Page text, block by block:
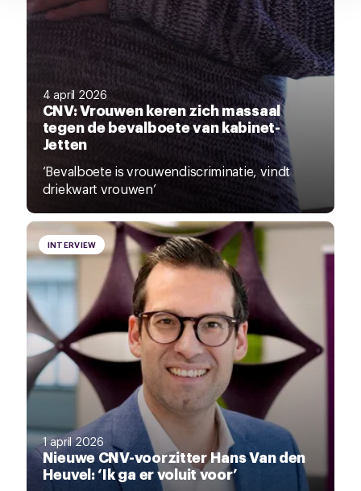
4 april 2026
CNV: Vrouwen keren zich massaal
tegen de bevalboete van kabinet-
Jetten
‘Bevalboete is vrouwendiscriminatie, vindt
driekwart vrouwen’
INTERVIEW
1 april 2026
Nieuwe CNV-voorzitter Hans Van den
Heuvel: ‘Ik ga er voluit voor’